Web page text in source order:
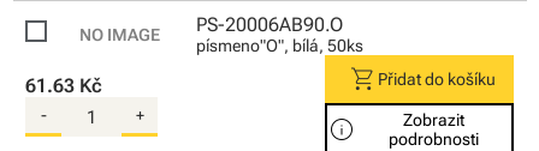
PS-20006AB90.O
písmeno"O", bílá, 50ks
61.63 Kč
- +
shopping_cart Přidat do košíku
info
Zobrazit
podrobnosti